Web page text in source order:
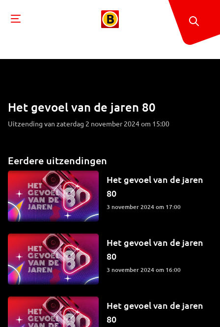
Het gevoel van de jaren 80
Uitzending van zaterdag 2 november 2024 om 15:00
Eerdere uitzendingen
Het gevoel van de jaren
80
3 november 2024 om 17:00
Het gevoel van de jaren
80
3 november 2024 om 16:00
Het gevoel van de jaren
80